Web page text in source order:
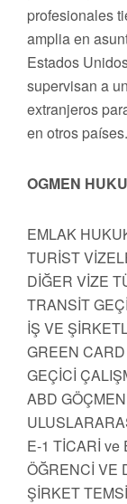
profesionales
amplia en
Estados
supervisan a
extranjeros
en otros países.
OGMEN
EMLAK
TURİST
DİĞER VİZE
TRANSİT
İŞ VE
GREEN
GEÇİCİ
ABD
E-1 TİCARİ ve
ÖĞRENCİ VE
ŞİRKET